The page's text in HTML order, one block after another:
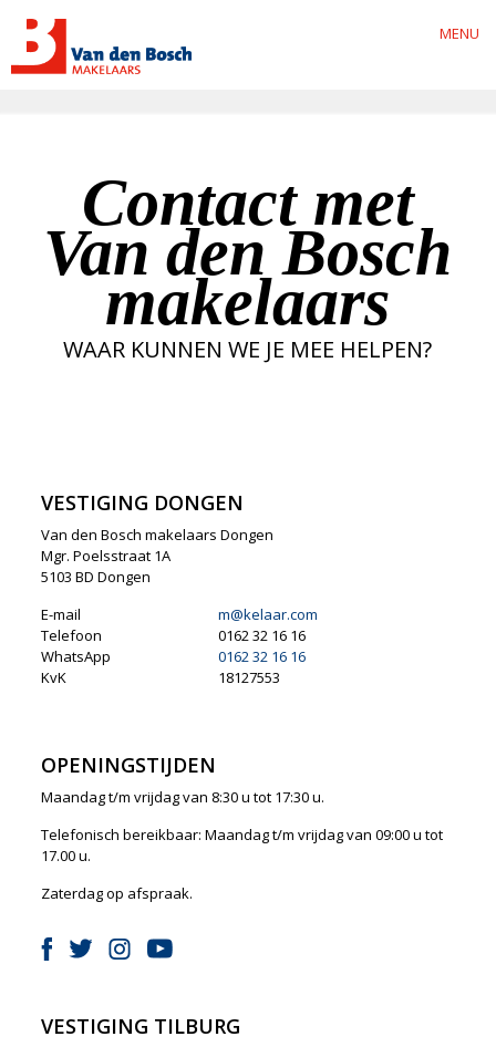
MENU
Contact met
Van den Bosch
makelaars
WAAR KUNNEN WE JE MEE HELPEN?
VESTIGING DONGEN
Van den Bosch makelaars Dongen
Mgr. Poelsstraat 1A
5103 BD Dongen
E-mail
Telefoon
WhatsApp
KvK
m@kelaar.com
0162 32 16 16
0162 32 16 16
18127553
OPENINGSTIJDEN
Maandag t/m vrijdag van 8:30 u tot 17:30 u.
Telefonisch bereikbaar: Maandag t/m vrijdag van 09:00 u tot
17.00 u.
Zaterdag op afspraak.
VESTIGING TILBURG